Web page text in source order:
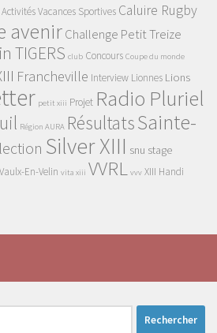
Activités Vacances Sportives Caluire Rugby
avenirChallenge Petit Treize
TIGERS club Concours Coupe du monde
Francheville Interview Lionnes Lions
petit xiii Projet Radio Pluriel
Région AURA RésultatsSainte-
Silver XIII snu stage
Vaulx-En-Velin vita xiii VVRL vvv XIII Handi